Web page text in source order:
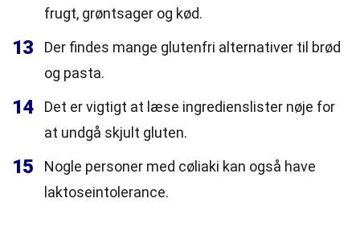
frugt, grøntsager og kød.
13
Der findes mange glutenfri alternativer til brød
og pasta.
14
Det er vigtigt at læse ingredienslister nøje for
at undgå skjult gluten.
15
Nogle personer med cøliaki kan også have
laktoseintolerance.